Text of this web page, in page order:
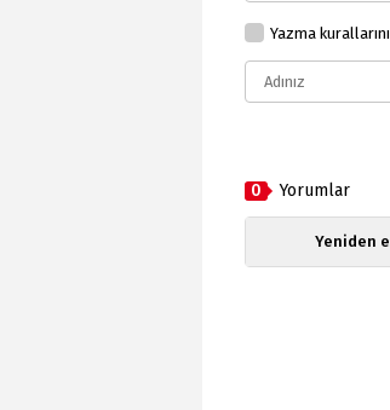
Yazma
0 Yorumlar
Yeniden